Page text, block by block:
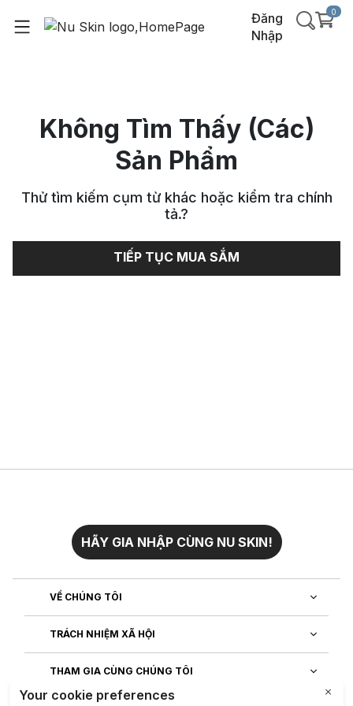
Đăng
Nhập
0
Không Tìm Thấy (Các)
Sản Phẩm
Thử tìm kiếm cụm từ khác hoặc kiểm tra chính
tả.?
TIẾP TỤC MUA SẮM
HÃY GIA NHẬP CÙNG NU SKIN!
VỀ CHÚNG TÔI
TRÁCH NHIỆM XÃ HỘI
THAM GIA CÙNG CHÚNG TÔI